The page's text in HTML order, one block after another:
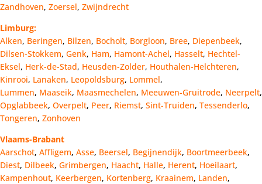
Zandhoven, Zoersel, Zwijndrecht
Limburg:
Alken, Beringen, Bilzen, Bocholt, Borgloon, Bree, Diepenbeek,
Dilsen-Stokkem, Genk, Ham, Hamont-Achel, Hasselt, Hechtel-
Eksel, Herk-de-Stad, Heusden-Zolder, Houthalen-Helchteren,
Kinrooi, Lanaken, Leopoldsburg, Lommel,
Lummen, Maaseik, Maasmechelen, Meeuwen-Gruitrode, Neerpelt,
Opglabbeek, Overpelt, Peer, Riemst, Sint-Truiden, Tessenderlo,
Tongeren, Zonhoven
Vlaams-Brabant
Aarschot, Affligem, Asse, Beersel, Begijnendijk, Boortmeerbeek,
Diest, Dilbeek, Grimbergen, Haacht, Halle, Herent, Hoeilaart,
Kampenhout, Keerbergen, Kortenberg, Kraainem, Landen,